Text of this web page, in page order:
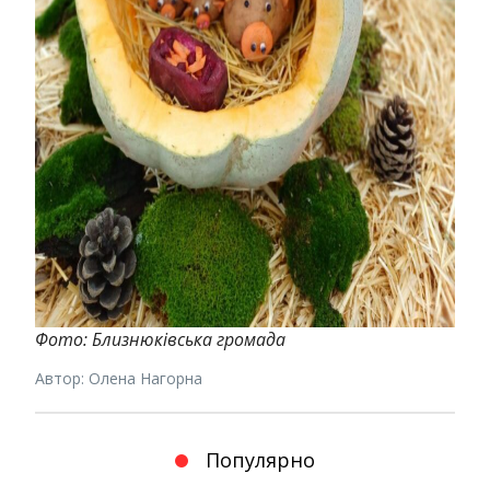
Фото: Близнюківська громада
Автор: Олена Нагорна
Популярно